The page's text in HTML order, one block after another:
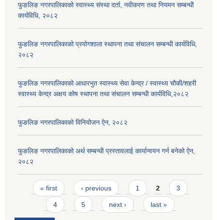
फुङलिङ नगरपालिकाको स्वास्थ्य संस्था दर्ता, नवीकरण तथा नियमन सम्बन्धी
कार्यविधि, २०८२
फुङलिङ नगरपालिकाको प्रयोगशाला स्थापना तथा संचालन सम्बन्धी कार्यविधि‚
२०८२
फुङलिङ नगरपालिकाको आधारभुत स्वास्थ्य सेवा केन्द्र / स्वास्थ्य चौकी/शहरी
स्वास्थ्य केन्द्र अक्षय कोष स्थापना तथा संचालन सम्बन्धी कार्यविधि,२०८२
फुङलिङ नगरपालिकाको विनियोजन ऐन‚ २०८२
फुङलिङ नगरपालिकाको अर्थ सम्बन्धी प्रस्तावलाई कार्यान्वयन गर्न बनेको ऐन‚
२०८२
Pages
« first ‹ previous 1 2 3
4 5 next › last »